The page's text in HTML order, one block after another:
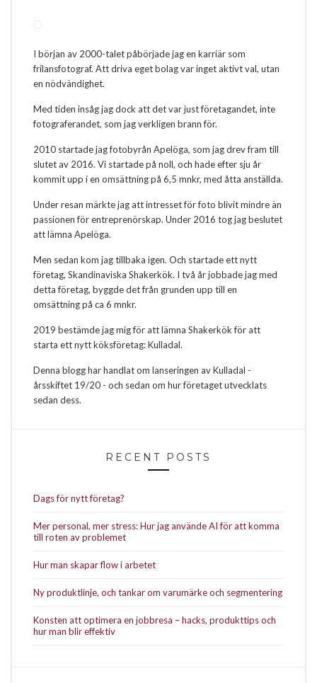
I början av 2000-talet påbörjade jag en karriär som
frilansfotograf. Att driva eget bolag var inget aktivt val, utan
en nödvändighet.
Med tiden insåg jag dock att det var just företagandet, inte
fotograferandet, som jag verkligen brann för.
2010 startade jag fotobyrån Apelöga, som jag drev fram till
slutet av 2016. Vi startade på noll, och hade efter sju år
kommit upp i en omsättning på 6,5 mnkr, med åtta anställda.
Under resan märkte jag att intresset för foto blivit mindre än
passionen för entreprenörskap. Under 2016 tog jag beslutet
att lämna Apelöga.
Men sedan kom jag tillbaka igen. Och startade ett nytt
företag, Skandinaviska Shakerkök. I två år jobbade jag med
detta företag, byggde det från grunden upp till en
omsättning på ca 6 mnkr.
2019 bestämde jag mig för att lämna Shakerkök för att
starta ett nytt köksföretag: Kulladal.
Denna blogg har handlat om lanseringen av Kulladal -
årsskiftet 19/20 - och sedan om hur företaget utvecklats
sedan dess.
RECENT POSTS
Dags för nytt företag?
Mer personal, mer stress: Hur jag använde AI för att komma
till roten av problemet
Hur man skapar flow i arbetet
Ny produktlinje, och tankar om varumärke och segmentering
Konsten att optimera en jobbresa – hacks, produkttips och
hur man blir effektiv